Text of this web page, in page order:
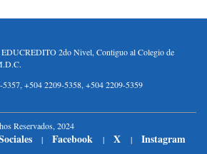
2do Nivel, Contiguo al Colegio de
+504 2209-5358, +504 2209-5359
Reservados, 2024
Facebook X Instagram